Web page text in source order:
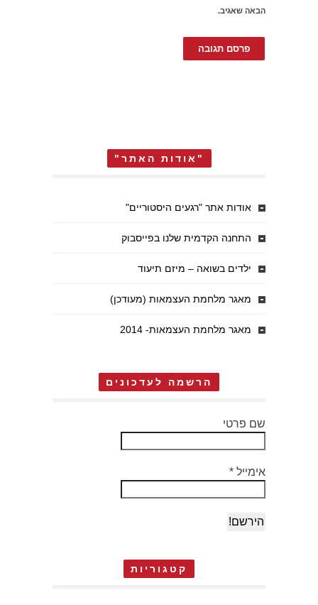
הבאה שאגיב.
"אודות האתר"
אודות אתר "רגעים היסטוריים"
התחנה הקדמית שלנו בפייסבוק
ילדים בשואה – מיזם תיעוד
מאגר מלחמת העצמאות (מעודכן)
מאגר מלחמת העצמאות- 2014
הרשמה לעדכונים
שם פרטי
אימייל *
קטגוריות